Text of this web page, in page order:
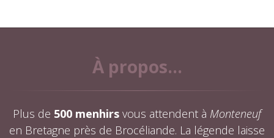
À propos...
Plus de 500 menhirs vous attendent à Monteneuf
en Bretagne près de Brocéliande. La légende laisse